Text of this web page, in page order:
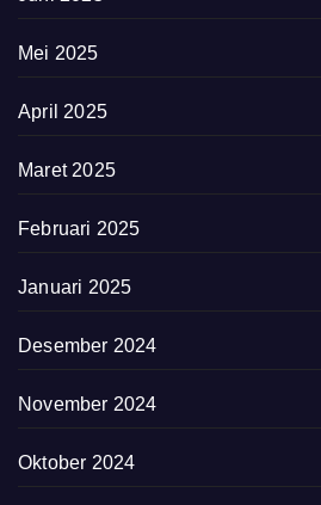
Mei 2025
April 2025
Maret 2025
Februari 2025
Januari 2025
Desember 2024
November 2024
Oktober 2024